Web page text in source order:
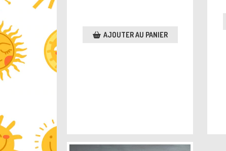
AJOUTER AU PANIER